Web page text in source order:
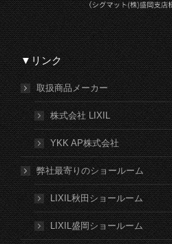
▼リンク
取扱商品メーカー
株式会社 LIXIL
YKK AP株式会社
弊社最寄りのショールーム
LIXIL秋田ショールーム
LIXIL盛岡ショールーム